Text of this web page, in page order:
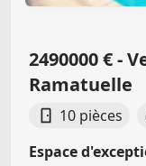
2490000 € -
Ramatuelle
10 pièces
Espace